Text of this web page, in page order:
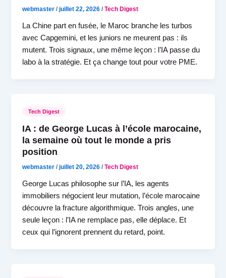
webmaster/juillet 22, 2026/Tech Digest
La Chine part en fusée, le Maroc branche les turbos
avec Capgemini, et les juniors ne meurent pas : ils
mutent. Trois signaux, une même leçon : l’IA passe du
labo à la stratégie. Et ça change tout pour votre PME.
Tech Digest
IA : de George Lucas à l’école marocaine,
la semaine où tout le monde a pris
position
webmaster/juillet 20, 2026/Tech Digest
George Lucas philosophe sur l’IA, les agents
immobiliers négocient leur mutation, l’école marocaine
découvre la fracture algorithmique. Trois angles, une
seule leçon : l’IA ne remplace pas, elle déplace. Et
ceux qui l’ignorent prennent du retard, point.